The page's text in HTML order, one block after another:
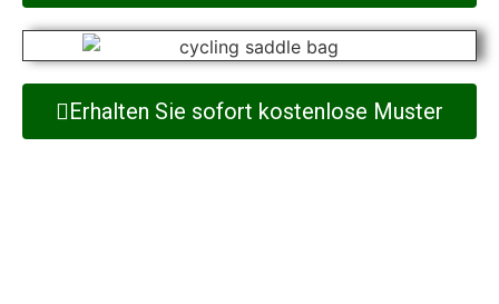
Erhalten Sie sofort kostenlose Muster